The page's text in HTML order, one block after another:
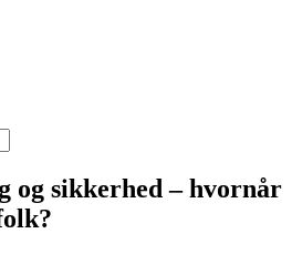
og sikkerhed – hvornår